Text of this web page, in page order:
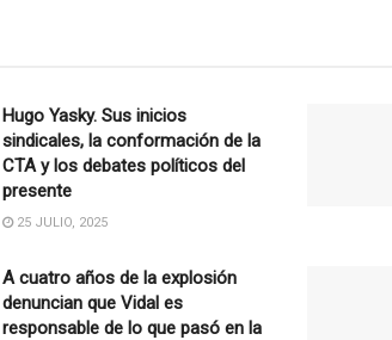
Hugo Yasky. Sus inicios
sindicales, la conformación de la
CTA y los debates políticos del
presente
25 JULIO, 2025
A cuatro años de la explosión
denuncian que Vidal es
responsable de lo que pasó en la